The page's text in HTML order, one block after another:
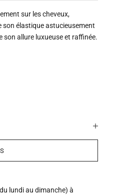
sur les cheveux,
élastique astucieusement
son allure luxueuse et raffinée.
lundi au dimanche) à